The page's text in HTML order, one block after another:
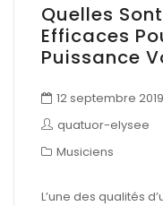
Quelles
Efficaces
Puissance
12 septembre 2019
quatuor-elysee
Musiciens
L’une des qualités